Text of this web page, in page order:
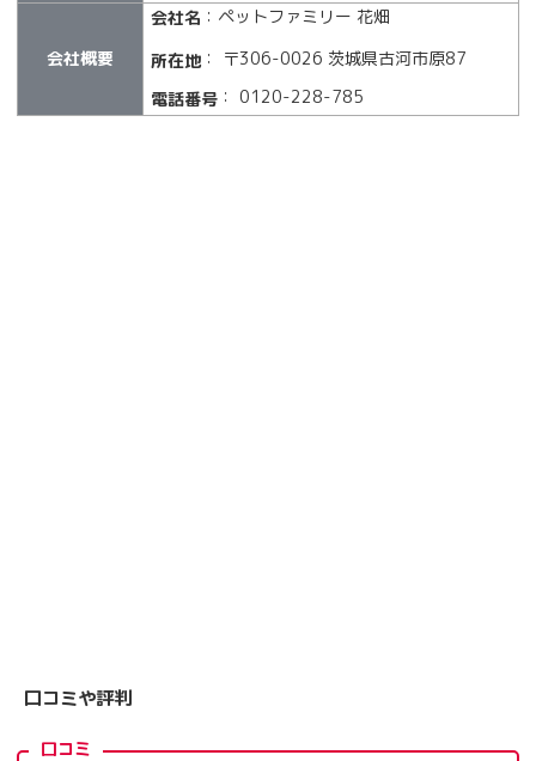
会社概要
会社名 ：ペットファミリー 花畑
所在地： 〒306-0026 茨城県古河市原87
電話番号： 0120-228-785
口コミや評判
口コミ